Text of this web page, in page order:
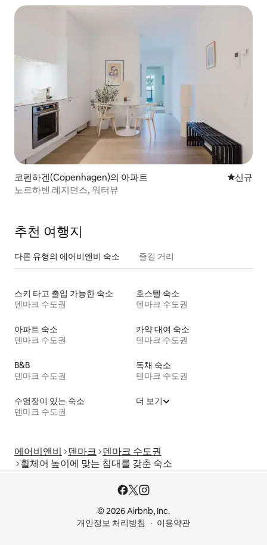
코펜하겐(Copenhagen)의 아파트 신규 숙소
신규
노르하벤 레지던스, 워터뷰
추천 여행지
다른 유형의 에어비앤비 숙소 즐길 거리
스키 타고 출입 가능한 숙소
덴마크 수도권
호스텔 숙소
덴마크 수도권
아파트 숙소
덴마크 수도권
카약 대여 숙소
덴마크 수도권
B&B
덴마크 수도권
독채 숙소
덴마크 수도권
수영장이 있는 숙소
덴마크 수도권
더 보기
에어비앤비 덴마크 덴마크 수도권
휠체어 높이에 맞는 침대를 갖춘 숙소
© 2026 Airbnb, Inc.
개인정보 처리방침
이용약관